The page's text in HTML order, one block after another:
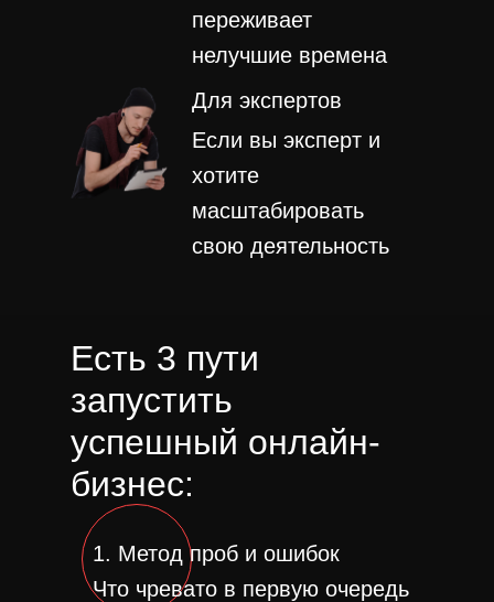
Для экспертов
переживает
нелучшие времена
Если вы эксперт и
хотите
масштабировать
свою деятельность
Есть 3 пути
запустить
успешный онлайн-
бизнес:
1. Метод проб и ошибок
Что чревато в первую очередь